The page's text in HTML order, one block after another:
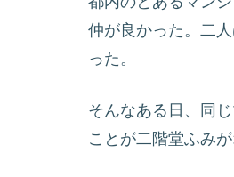
仲が良かった。二
った。
そんなある日、同
ことが二階堂ふみ